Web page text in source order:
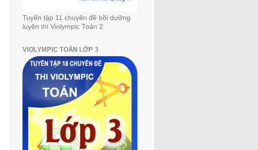
Tuyển tập 11 chuyên đề bồi dưỡng
luyện thi Violympic Toán 2
VIOLYMPIC TOÁN LỚP 3